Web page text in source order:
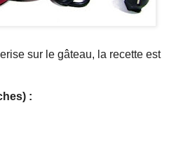
sur le gâteau, la recette est
: